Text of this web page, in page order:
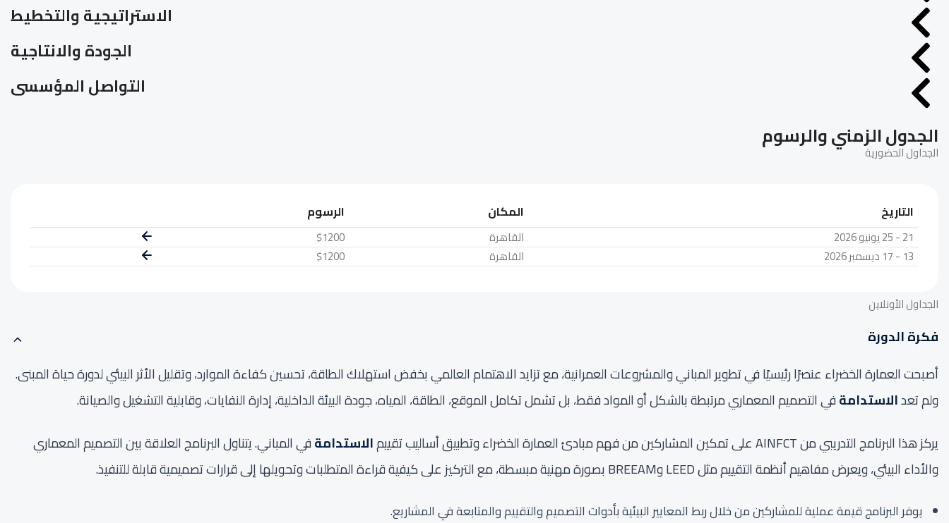
الاستراتيجية والتخطيط
الجودة والانتاجية
التواصل المؤسسى
الجدول الزمني والرسوم
الجداول الحضورية
التاريخ المكان الرسوم
21 - 25 يونيو 2026 القاهرة
$1200
13 - 17 ديسمبر 2026
القاهرة $1200
الجداول الأونلاين
فكرة الدورة
أصبحت العمارة الخضراء عنصرًا رئيسيًا في تطوير المباني والمشروعات العمرانية، مع تزايد الاهتمام العالمي بخفض استهلاك الطاقة، تحسين كفاءة الموارد، وتقليل الأثر البيئي لدورة حياة المبنى.
ولم تعدالاستدامةفي التصميم المعماري مرتبطة بالشكل أو المواد فقط، بل تشمل تكامل الموقع، الطاقة، المياه، جودة البيئة الداخلية، إدارة النفايات، وقابلية التشغيل والصيانة.
يركز هذا البرنامج التدريبي من AINFCT على تمكين المشاركين من فهم مبادئ العمارة الخضراء وتطبيق أساليب تقييم
الاستدامةفي المباني. يتناول البرنامج العلاقة بين التصميم المعماري
والأداء البيئي، ويعرض مفاهيم أنظمة التقييم مثل LEED وBREEAM بصورة مهنية مبسطة، مع التركيز على كيفية قراءة المتطلبات وتحويلها إلى قرارات تصميمية قابلة للتنفيذ.
يوفر البرنامج قيمة عملية للمشاركين من خلال ربط المعايير البيئية بأدوات التصميم والتقييم والمتابعة في المشاريع.